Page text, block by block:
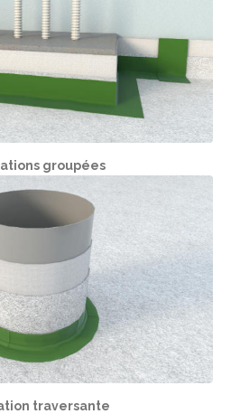
groupées
traversante